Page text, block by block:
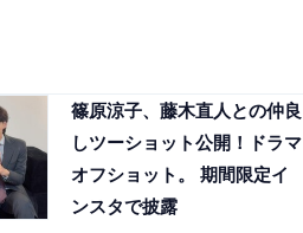
篠原涼子、藤木直人との仲良
しツーショット公開！ドラマ
オフショット。 期間限定イ
ンスタで披露